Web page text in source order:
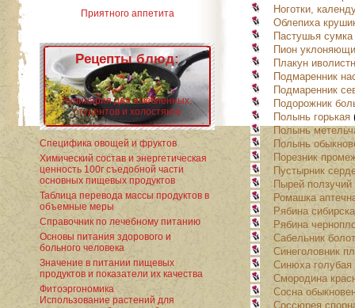
Ноготки,
Облепиха
Пастушья сумка
Пион
Плакун
Подмаренник
Подмаренник
Подорожник
Полынь горькая
Полынь
Полынь
Порезник
Пустырник
Пырей ползучий
Ромашка
Рябина
Рябина
Сабельник
Синеголовник
Синюха голубая
Смородина
Сосна
Соссюрея
Приятного аппетита
Рецепты блюд:
Кулинария для влюбленных,
студентов и холостяков
Специфика овощей и фруктов
Химический состав и энергетическая
ценность 100г съедобной части
основных пищевых продуктов
Таблица перевода массы продуктов в
объемные меры
Справочник по лечебному питанию
Основы питания здорового и
больного человека
Значение в питании пищевых
продуктов и показатели их качества
Фитоэргономика
Использование растений для